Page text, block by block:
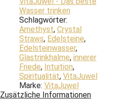
AMETHYST
Menge
Wasser trinken
Schlagwörter:
Amethyst, Crystal
Straws, Edelsteine,
Edelsteinwasser,
Glastrinkhalme, innerer
Friede, Intuition,
Spiritualität, VitaJuwel
Marke: VitaJuwel
Zusätzliche Informationen